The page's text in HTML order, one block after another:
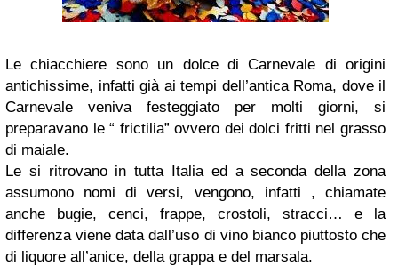
Le chiacchiere sono un dolce di Carnevale di origini
antichissime, infatti già ai tempi dell’antica Roma, dove il
Carnevale veniva festeggiato per molti giorni, si
preparavano le “ frictilia” ovvero dei dolci fritti nel grasso
di maiale.
Le si ritrovano in tutta Italia ed a seconda della zona
assumono nomi di versi, vengono, infatti , chiamate
anche bugie, cenci, frappe, crostoli, stracci… e la
differenza viene data dall’uso di vino bianco piuttosto che
di liquore all’anice, della grappa e del marsala.